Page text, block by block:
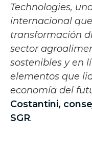
Technologies,
internacional
transformación
sector
sostenibles y en
elementos que
economía del
Costantini,
SGR.